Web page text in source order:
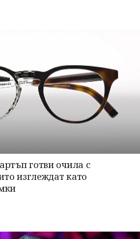
готви очила с
изглеждат като